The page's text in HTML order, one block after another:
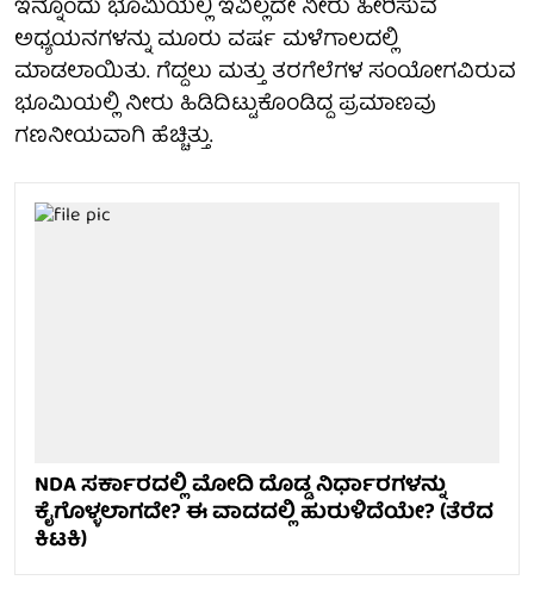
ಇನ್ನೊಂದು ಭೂಮಿಯಲ್ಲಿ ಇವಿಲ್ಲದೇ ನೀರು ಹೀರಿಸುವ
ಅಧ್ಯಯನಗಳನ್ನು ಮೂರು ವರ್ಷ ಮಳೆಗಾಲದಲ್ಲಿ
ಮಾಡಲಾಯಿತು. ಗೆದ್ದಲು ಮತ್ತು ತರಗೆಲೆಗಳ ಸಂಯೋಗವಿರುವ
ಭೂಮಿಯಲ್ಲಿ ನೀರು ಹಿಡಿದಿಟ್ಟುಕೊಂಡಿದ್ದ ಪ್ರಮಾಣವು
ಗಣನೀಯವಾಗಿ ಹೆಚ್ಚಿತ್ತು.
NDA ಸರ್ಕಾರದಲ್ಲಿ ಮೋದಿ ದೊಡ್ಡ ನಿರ್ಧಾರಗಳನ್ನು
ಕೈಗೊಳ್ಳಲಾಗದೇ? ಈ ವಾದದಲ್ಲಿ ಹುರುಳಿದೆಯೇ? (ತೆರೆದ
ಕಿಟಕಿ)